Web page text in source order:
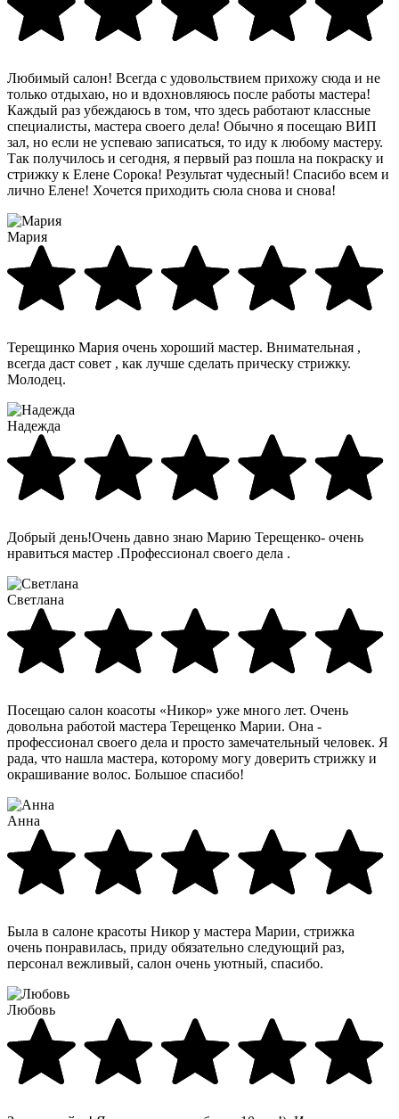
Любимый салон! Всегда с удовольствием прихожу сюда и не
только отдыхаю, но и вдохновляюсь после работы мастера!
Каждый раз убеждаюсь в том, что здесь работают классные
специалисты, мастера своего дела! Обычно я посещаю ВИП
зал, но если не успеваю записаться, то иду к любому мастеру.
Так получилось и сегодня, я первый раз пошла на покраску и
стрижку к Елене Сорока! Результат чудесный! Спасибо всем и
лично Елене! Хочется приходить сюла снова и снова!
Мария
Терещинко Мария очень хороший мастер. Внимательная ,
всегда даст совет , как лучше сделать прическу стрижку.
Молодец.
Надежда
Добрый день!Очень давно знаю Марию Терещенко- очень
нравиться мастер .Профессионал своего дела .
Светлана
Посещаю салон коасоты «Никор» уже много лет. Очень
довольна работой мастера Терещенко Марии. Она -
профессионал своего дела и просто замечательный человек. Я
рада, что нашла мастера, которому могу доверить стрижку и
окрашивание волос. Большое спасибо!
Анна
Была в салоне красоты Никор у мастера Марии, стрижка
очень понравилась, приду обязательно следующий раз,
персонал вежливый, салон очень уютный, спасибо.
Любовь